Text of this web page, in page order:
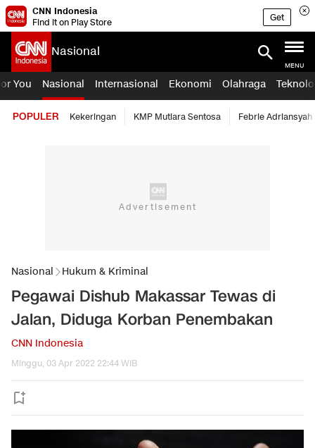
CNN Indonesia
Find it on Play Store
Get
Nasional
MENU
You Nasional Internasional Ekonomi Olahraga
POPULER Kekeringan KMP Mutiara Sentosa Febrie Adriansyah
Nasional Hukum & Kriminal
Pegawai Dishub Makassar Tewas di
Jalan, Diduga Korban Penembakan
CNN Indonesia
Minggu, 03 Apr 2022 22:44 WIB